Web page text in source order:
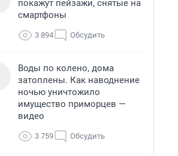
покажут пейзажи, снятые на
смартфоны
3 894 Обсудить
Воды по колено, дома
затоплены. Как наводнение
ночью уничтожило
имущество приморцев —
видео
3 759 Обсудить